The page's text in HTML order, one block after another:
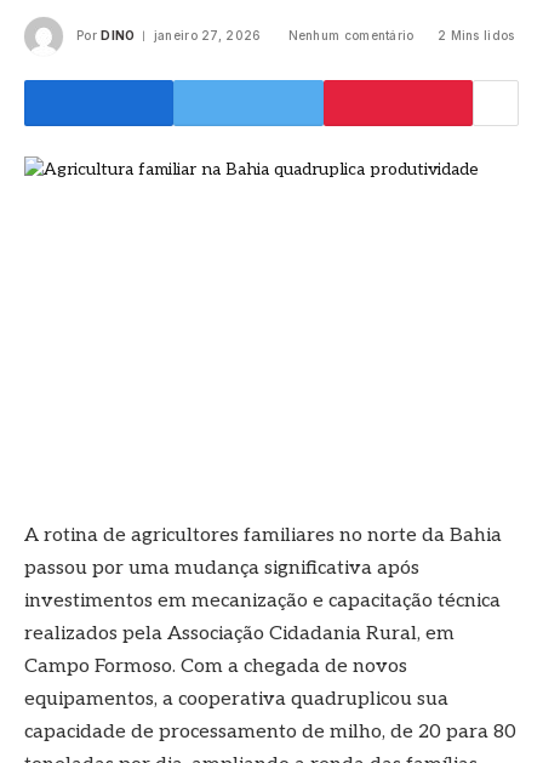
Por DINO janeiro 27, 2026 Nenhum comentário 2 Mins lidos
A rotina de agricultores familiares no norte da Bahia
passou por uma mudança significativa após
investimentos em mecanização e capacitação técnica
realizados pela Associação Cidadania Rural, em
Campo Formoso. Com a chegada de novos
equipamentos, a cooperativa quadruplicou sua
capacidade de processamento de milho, de 20 para 80